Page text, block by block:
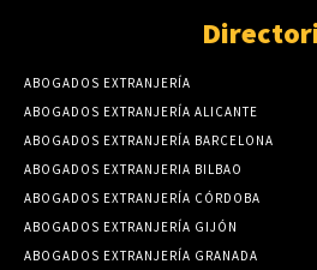
ABOGADOS EXTRANJERÍA
ABOGADOS EXTRANJERÍA ALICANTE
ABOGADOS EXTRANJERÍA BARCELONA
ABOGADOS EXTRANJERIA BILBAO
ABOGADOS EXTRANJERÍA CÓRDOBA
ABOGADOS EXTRANJERÍA GIJÓN
ABOGADOS EXTRANJERÍA GRANADA